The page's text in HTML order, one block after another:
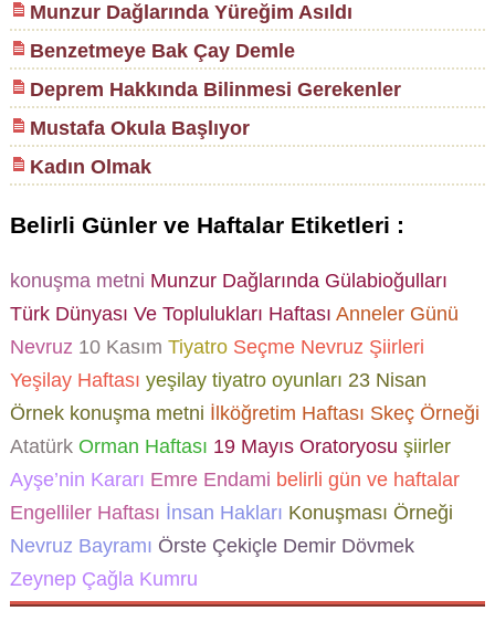
Munzur Dağlarında Yüreğim Asıldı
Benzetmeye Bak Çay Demle
Deprem Hakkında Bilinmesi Gerekenler
Mustafa Okula Başlıyor
Kadın Olmak
Belirli Günler ve Haftalar Etiketleri :
konuşma metni Munzur Dağlarında Gülabioğulları
Türk Dünyası Ve Toplulukları Haftası Anneler Günü
Nevruz 10 Kasım TiyatroSeçme Nevruz Şiirleri
Yeşilay Haftası yeşilay tiyatro oyunları 23 Nisan
Örnek konuşma metni İlköğretim Haftası Skeç Örneği
AtatürkOrman Haftası 19 Mayıs Oratoryosu şiirler
Ayşe’nin Kararı Emre Endami belirli gün ve haftalar
Engelliler Haftası İnsan Hakları Konuşması Örneği
Nevruz Bayramı Örste Çekiçle Demir Dövmek
Zeynep Çağla Kumru